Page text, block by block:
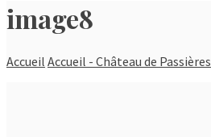
image8
Accueil Accueil - Château de Passières